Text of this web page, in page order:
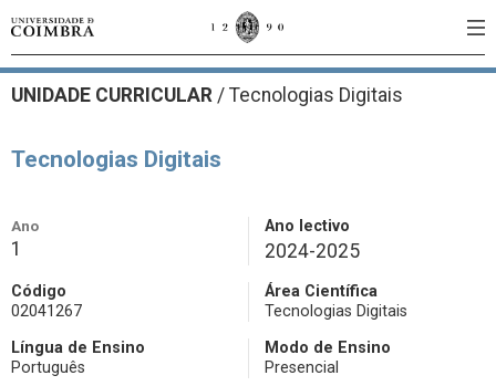
UNIDADE CURRICULAR / Tecnologias Digitais
Tecnologias Digitais
Ano
1
Ano lectivo
2024-2025
Código
02041267
Área Científica
Tecnologias Digitais
Língua de Ensino
Português
Modo de Ensino
Presencial